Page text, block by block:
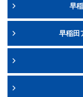
早
早稲田